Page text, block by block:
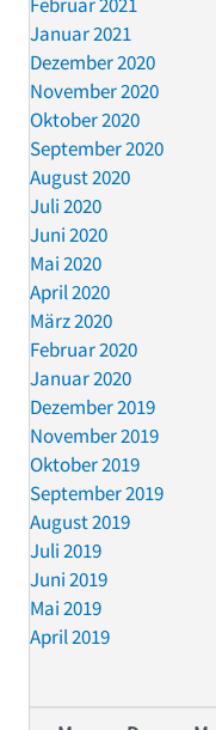
Februar 2021
Januar 2021
Dezember 2020
November 2020
Oktober 2020
September 2020
August 2020
Juli 2020
Juni 2020
Mai 2020
April 2020
März 2020
Februar 2020
Januar 2020
Dezember 2019
November 2019
Oktober 2019
September 2019
August 2019
Juli 2019
Juni 2019
Mai 2019
April 2019